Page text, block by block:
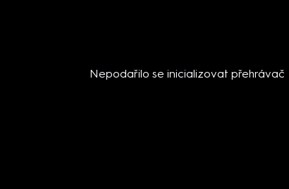
Nepodařilo se inicializovat přehrávač